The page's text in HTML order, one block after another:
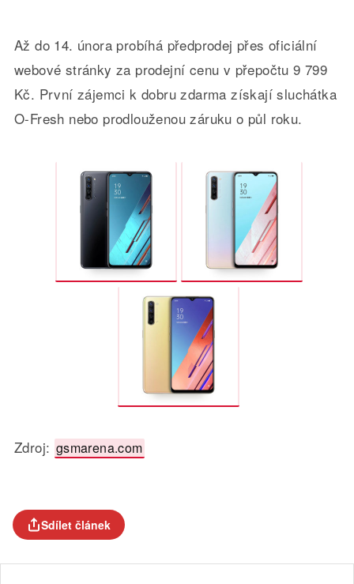
Až do 14. února probíhá předprodej přes oficiální
webové stránky za prodejní cenu v přepočtu 9 799
Kč. První zájemci k dobru zdarma získají sluchátka
O-Fresh nebo prodlouženou záruku o půl roku.
Zdroj: gsmarena.com
Sdílet článek